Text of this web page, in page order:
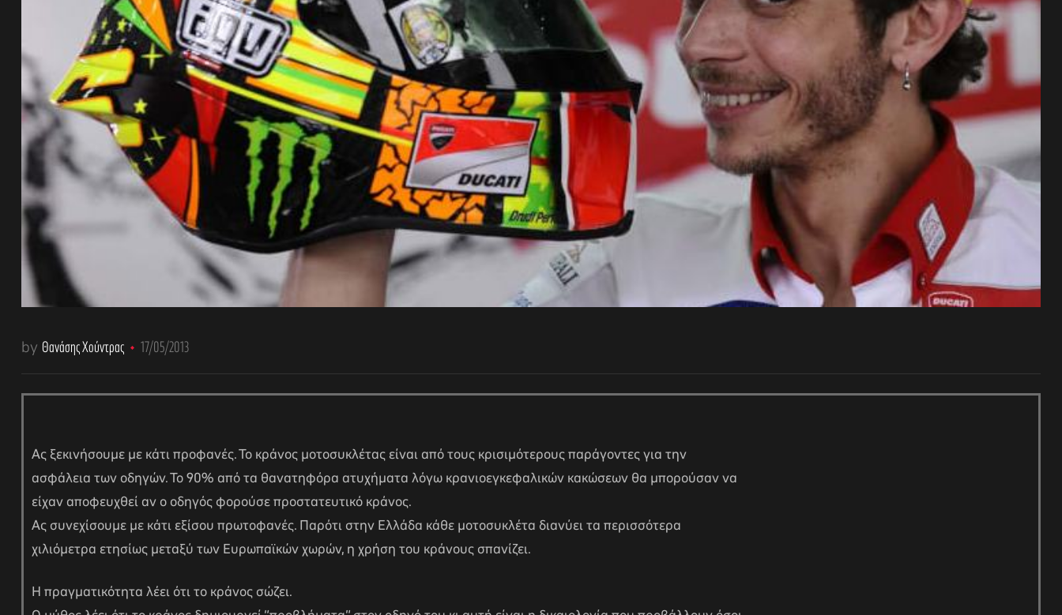
by Θανάσης Χούντρας 17/05/2013
Ας ξεκινήσουμε με κάτι προφανές. Το κράνος μοτοσυκλέτας είναι από τους κρισιμότερους παράγοντες για την
ασφάλεια των οδηγών. Το 90% από τα θανατηφόρα ατυχήματα λόγω κρανιοεγκεφαλικών κακώσεων θα μπορούσαν να
είχαν αποφευχθεί αν ο οδηγός φορούσε προστατευτικό κράνος.
Ας συνεχίσουμε με κάτι εξίσου πρωτοφανές. Παρότι στην Ελλάδα κάθε μοτοσυκλέτα διανύει τα περισσότερα
χιλιόμετρα ετησίως μεταξύ των Ευρωπαϊκών χωρών, η χρήση του κράνους σπανίζει.
Η πραγματικότητα λέει ότι το κράνος σώζει.